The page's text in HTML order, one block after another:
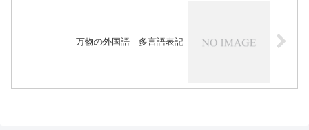
万物の外国語｜多言語表記